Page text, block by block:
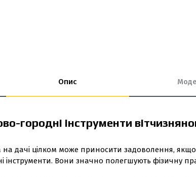
Опис
городні інструменти
на дачі цілком може приносити задоволення,
інструменти. Вони значно полегшують фізичну